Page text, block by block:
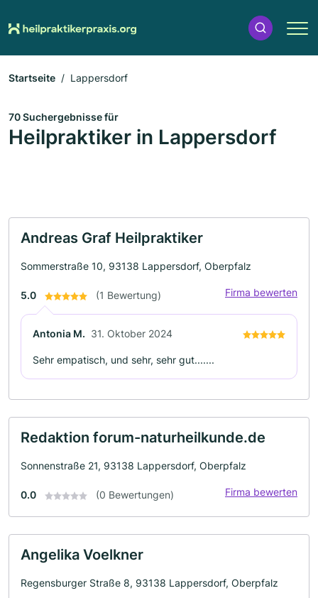
Startseite Lappersdorf
70 Suchergebnisse für
Heilpraktiker in Lappersdorf
Andreas Graf Heilpraktiker
Sommerstraße 10, 93138 Lappersdorf, Oberpfalz
5.0 (1 Bewertung) Firma bewerten
Antonia M. 31. Oktober 2024
Sehr empatisch, und sehr, sehr gut.......
Redaktion forum-naturheilkunde.de
Sonnenstraße 21, 93138 Lappersdorf, Oberpfalz
0.0 (0 Bewertungen) Firma bewerten
Angelika Voelkner
Regensburger Straße 8, 93138 Lappersdorf, Oberpfalz